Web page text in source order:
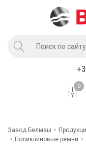
0
Завод Белмаш
Поликлиновые ремни